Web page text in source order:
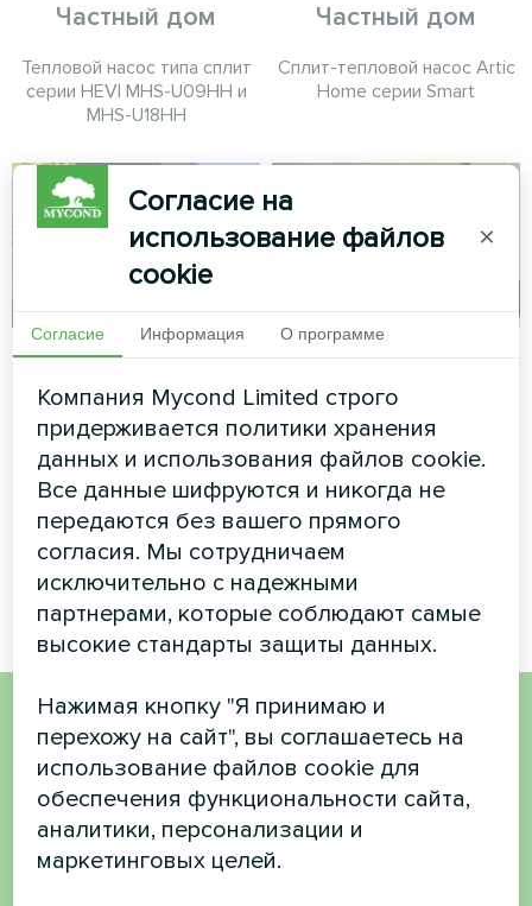
Частный дом
Тепловой насос типа сплит
серии HEVI MHS-U09HH и
MHS-U18HH
Частный дом
Сплит-тепловой насос Artic
Home серии Smart
Семейный дом с
тепловыми
насосами Mycond
Split серии BeeHeat
Тепловые насосы MyCond
Split серии BeeHeat
обеспечивают комфорт
круглый год
настенными
фанкойлами
Mycond серии MHW
Настенные фанкойлы
MyCond серии MHW
обеспечивают эффективное
отопление и охлаждение.
Хотите купить или у вас
есть вопросы?
Свяжитесь с нами, и мы поможем вам
Согласие на
использование файлов
cookie
×
Согласие Информация О программе
Компания Mycond Limited строго
придерживается политики хранения
данных и использования файлов cookie.
Все данные шифруются и никогда не
передаются без вашего прямого
согласия. Мы сотрудничаем
исключительно с надежными
партнерами, которые соблюдают самые
высокие стандарты защиты данных.
Нажимая кнопку "Я принимаю и
перехожу на сайт", вы соглашаетесь на
использование файлов cookie для
обеспечения функциональности сайта,
аналитики, персонализации и
маркетинговых целей.